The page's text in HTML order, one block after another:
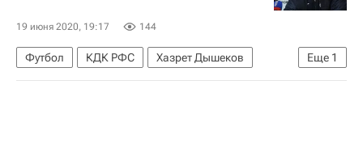
19 июня 2020, 19:17 144
Еще 1
Футбол КДК РФС
Хазрет Дышеков
Черноморец (Новороссийск)